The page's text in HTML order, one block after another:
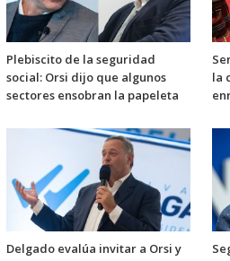
Plebiscito de la seguridad
social: Orsi dijo que algunos
sectores ensobran la papeleta
la
Delgado evalúa invitar a Orsi y